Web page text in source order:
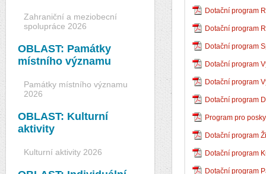
Zahraniční a meziobecní
spolupráce 2026
OBLAST: Památky
místního významu
Památky místního významu
2026
OBLAST: Kulturní
aktivity
Kulturní aktivity 2026
Dotační program
Dotační program
Dotační program
Dotační program
Dotační program
Dotační program
Program pro
Dotační program
Dotační program
Dotační program